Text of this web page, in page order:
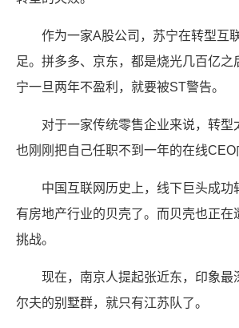
作为一家A股公司，苏宁在转型互
足。拼多多、京东，都是烧光几百亿之
宁一旦两年不盈利，就要被ST警告。
对于一家传统零售企业来说，转型
也刚刚把自己任职不到一年的在线CEO
中国互联网历史上，线下巨头成功
有房地产行业的贝壳了。而贝壳也正在
挑战。
现在，南京人提起张近东，印象最
尔夫的别墅群，就只有江苏队了。